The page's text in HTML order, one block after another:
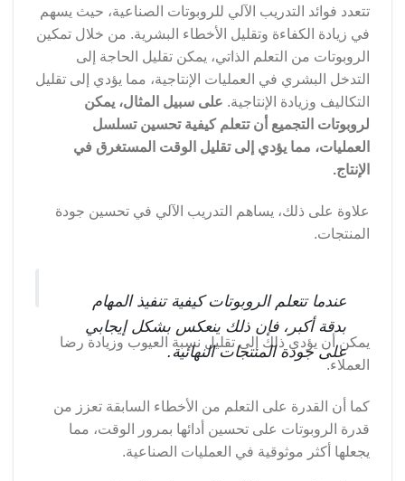
تتعدد فوائد التدريب الآلي للروبوتات الصناعية، حيث يسهم
في زيادة الكفاءة وتقليل الأخطاء البشرية. من خلال تمكين
الروبوتات من التعلم الذاتي، يمكن تقليل الحاجة إلى
التدخل البشري في العمليات الإنتاجية، مما يؤدي إلى تقليل
التكاليف وزيادة الإنتاجية. على سبيل المثال، يمكن
لروبوتات التجميع أن تتعلم كيفية تحسين تسلسل
العمليات، مما يؤدي إلى تقليل الوقت المستغرق في
الإنتاج.
علاوة على ذلك، يساهم التدريب الآلي في تحسين جودة
المنتجات.
عندما تتعلم الروبوتات كيفية تنفيذ المهام
بدقة أكبر، فإن ذلك ينعكس بشكل إيجابي
على جودة المنتجات النهائية.
يمكن أن يؤدي ذلك إلى تقليل نسبة العيوب وزيادة رضا
العملاء.
كما أن القدرة على التعلم من الأخطاء السابقة تعزز من
قدرة الروبوتات على تحسين أدائها بمرور الوقت، مما
يجعلها أكثر موثوقية في العمليات الصناعية.